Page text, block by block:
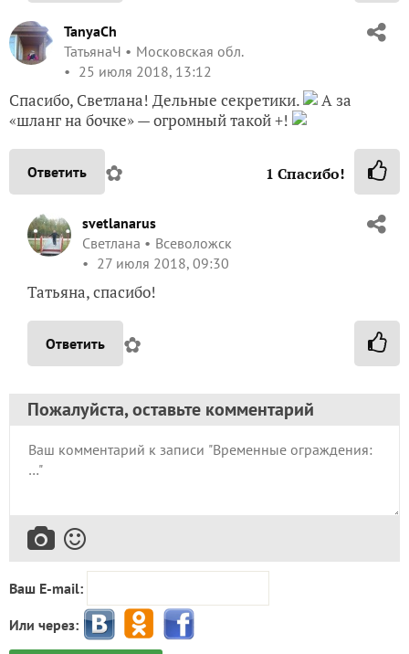
TanyaCh
ТатьянаЧ
Московская обл.
25 июля 2018, 13:12
Спасибо, Светлана! Дельные секретики.
А за
«шланг на бочке» — огромный такой +!
Ответить ✿ 1 Спасибо!
svetlanarus
Светлана
Всеволожск
27 июля 2018, 09:30
Татьяна, спасибо!
Ответить ✿
Пожалуйста, оставьте комментарий
Ваш E-mail:
Или через: